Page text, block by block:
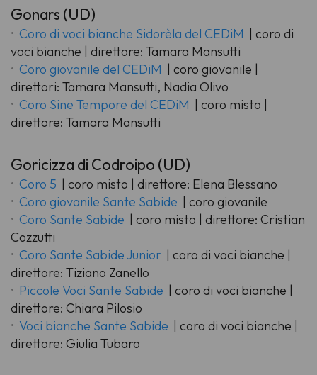
Gonars (UD)
Coro di voci bianche Sidorèla del CEDiM | coro di
voci bianche | direttore: Tamara Mansutti
Coro giovanile del CEDiM | coro giovanile |
direttori: Tamara Mansutti, Nadia Olivo
Coro Sine Tempore del CEDiM | coro misto |
direttore: Tamara Mansutti
Goricizza di Codroipo (UD)
Coro 5 | coro misto | direttore: Elena Blessano
Coro giovanile Sante Sabide | coro giovanile
Coro Sante Sabide | coro misto | direttore: Cristian
Cozzutti
Coro Sante Sabide Junior | coro di voci bianche |
direttore: Tiziano Zanello
Piccole Voci Sante Sabide | coro di voci bianche |
direttore: Chiara Pilosio
Voci bianche Sante Sabide | coro di voci bianche |
direttore: Giulia Tubaro